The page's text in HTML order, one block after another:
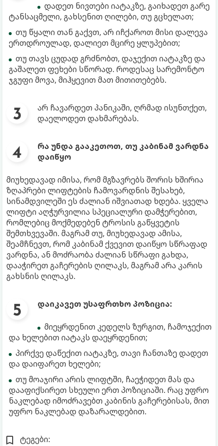
დადეთ ნივთები იატაკზე, გაიხადეთ გარე
ტანსაცმელი, გახსენით ღილები, თუ გცხელათ;
თუ წყალი თან გაქვთ, არ იჩქაროთ მისი დალევა
ერთდროულად, დალიეთ მცირე ყლუპებით;
თუ თავს ცუდად გრძნობთ, დაჯექით იატაკზე და
გაშალეთ ფეხები სწორად. როდესაც სარემონტო
ჯგუფი მოვა, მიჰყევით მათ მითითებებს.
არ ჩავარდეთ პანიკაში, ღრმად ისუნთქეთ,
დაელოდეთ დახმარებას.
რა უნდა გააკეთოთ, თუ კაბინამ ვარდნა
დაიწყო
მიუხედავად იმისა, რომ მგზავრებს შორის ხშირია
ზღაპრები ლიფტების ჩამოვარდნის შესახებ,
სინამდვილეში ეს ძალიან იშვიათად ხდება. ყველა
ლიფტი აღჭურვილია სპეციალური დამჭერებით,
რომლებიც მოქმედებენ ტროსის გაწყვეტის
შემთხვევაში. მაგრამ თუ, მიუხედავად ამისა,
შეამჩნევთ, რომ კაბინამ ქვევით დაიწყო სწრაფად
ვარდნა, ან მოძრაობა ძალიან სწრაფი გახდა,
დააჭირეთ გაჩერების ღილაკს, მაგრამ არა კარის
გახსნის ღილაკს.
დაიკავეთ უსაფრთხო პოზიცია:
მიეყრდენით კედელს ზურგით, ჩამოჯექით
და ხელებით იატაკს დაეყრდენით;
პირქვე დაწექით იატაკზე, თავი ჩანთაზე დადეთ
და დაიფარეთ ხელები;
თუ მოაჯირი არის ლიფტში, ჩაეჭიდეთ მას და
დააფიქსირეთ სხეული ერთ პოზიციაში. რაც უფრო
ნაკლებად იმოძრავებთ კაბინის გაჩერებისას, მით
უფრო ნაკლებად დაზარალდებით.
ტეგები: